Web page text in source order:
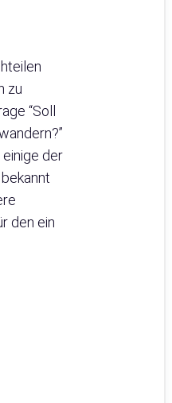
zu
“Soll
der
den ein